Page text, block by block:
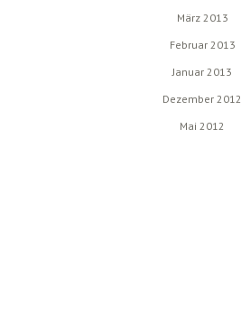
März 2013
Februar 2013
Januar 2013
Dezember 2012
Mai 2012